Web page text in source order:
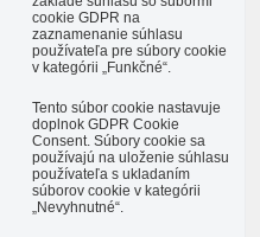
cookie GDPR na
zaznamenanie súhlasu
používateľa pre súbory cookie
v kategórii „Funkčné“.
Tento súbor cookie nastavuje
doplnok GDPR Cookie
Consent. Súbory cookie sa
používajú na uloženie súhlasu
používateľa s ukladaním
súborov cookie v kategórii
„Nevyhnutné“.